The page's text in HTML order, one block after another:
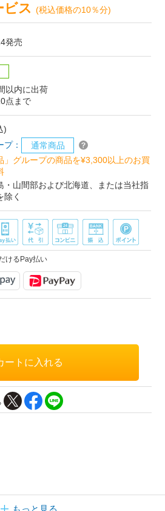
ビス(税込価格の10％分)
発売
以内に出荷
点まで
)
：
通常商品
」グループの商品を¥3,300以上のお買
山間部および北海道、または当社指
除く
けるPay払い